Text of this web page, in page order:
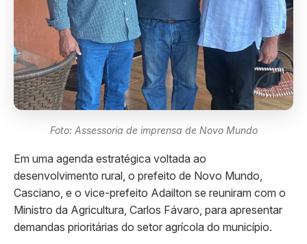
Foto: Assessoria de imprensa de Novo Mundo
Em uma agenda estratégica voltada ao
desenvolvimento rural, o prefeito de Novo Mundo,
Casciano, e o vice-prefeito Adailton se reuniram com o
Ministro da Agricultura, Carlos Fávaro, para apresentar
demandas prioritárias do setor agrícola do município.